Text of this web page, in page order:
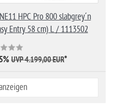
HPC Pro 800 slabgrey´n
Entry 58 cm) L / 1113502
UVP 4.199,00 EUR*